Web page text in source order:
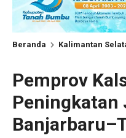
Beranda Kalimantan
Pemprov
Peningkatan